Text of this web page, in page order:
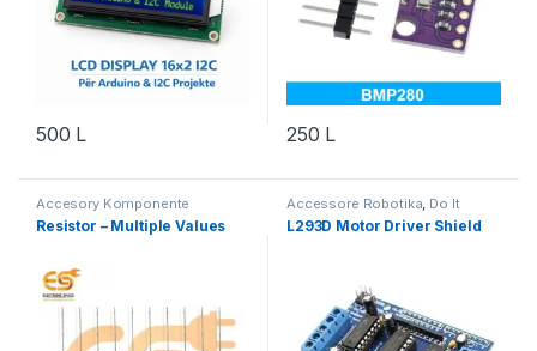
500 L 250 L
Accesory Komponente
Elektronik Aksesorë Robotika
Do It Yourself,Komponente
Resistor – Multiple Values
Accessore Robotika, Do It
Yourself,Motor & Lëvizje,
Robotika
L293D Motor Driver Shield